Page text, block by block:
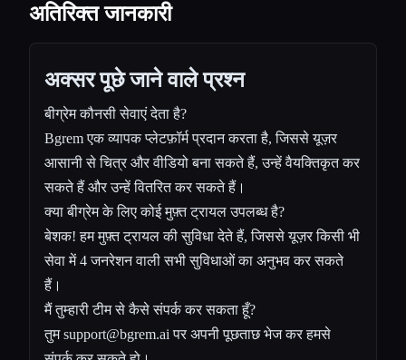
अतिरिक्त जानकारी
अक्सर पूछे जाने वाले प्रश्न
बीग्रेम कौनसी सेवाएं देता है?
Bgrem एक व्यापक प्लेटफ़ॉर्म प्रदान करता है, जिससे यूज़र
आसानी से चित्र और वीडियो बना सकते हैं, उन्हें वैयक्तिकृत कर
सकते हैं और उन्हें वितरित कर सकते हैं।
क्या बीग्रेम के लिए कोई मुफ़्त ट्रायल उपलब्ध है?
बेशक! हम मुफ़्त ट्रायल की सुविधा देते हैं, जिससे यूज़र किसी भी
सेवा में 4 जनरेशन वाली सभी सुविधाओं का अनुभव कर सकते
हैं।
मैं तुम्हारी टीम से कैसे संपर्क कर सकता हूँ?
तुमsupport@bgrem.ai पर अपनी पूछताछ भेज कर हमसे